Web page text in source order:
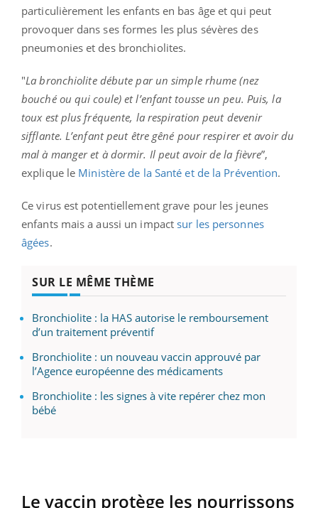
particulièrement les enfants en bas âge et qui peut
provoquer dans ses formes les plus sévères des
pneumonies et des bronchiolites.
"La bronchiolite débute par un simple rhume (nez
bouché ou qui coule) et l’enfant tousse un peu. Puis, la
toux est plus fréquente, la respiration peut devenir
sifflante. L’enfant peut être gêné pour respirer et avoir du
mal à manger et à dormir. Il peut avoir de la fièvre”,
explique le Ministère de la Santé et de la Prévention.
Ce virus est potentiellement grave pour les jeunes
enfants mais a aussi un impact sur les personnes
âgées.
SUR LE MÊME THÈME
Bronchiolite : la HAS autorise le remboursement
d’un traitement préventif
Bronchiolite : un nouveau vaccin approuvé par
l’Agence européenne des médicaments
Bronchiolite : les signes à vite repérer chez mon
bébé
Le vaccin protège les nourrissons